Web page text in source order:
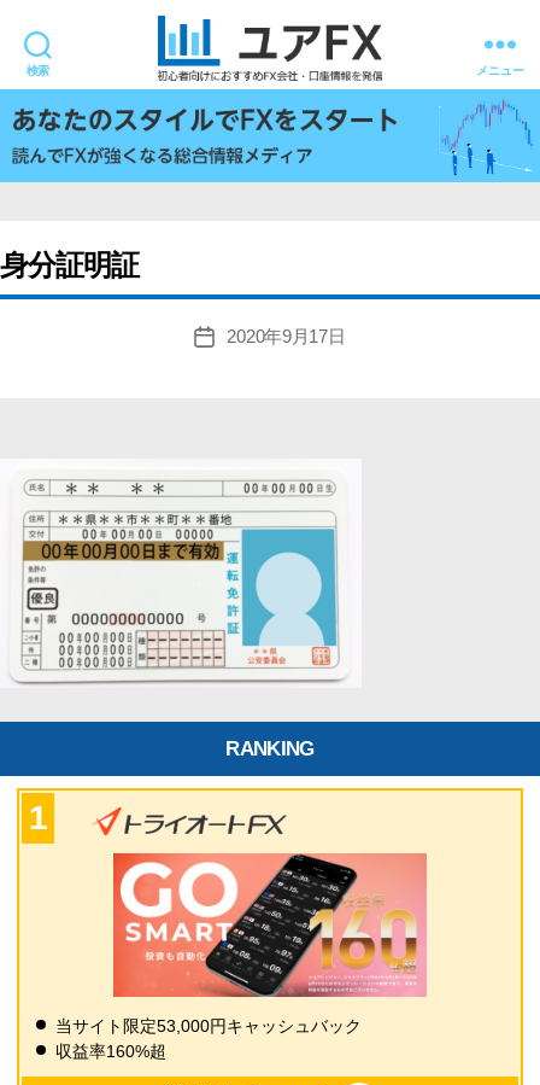
検索
ユ
ア
FX
メニュー
身分証明証
投
2020年9月17日
RANKING
当サイト限定53,000円キャッシュバック
収益率160%超